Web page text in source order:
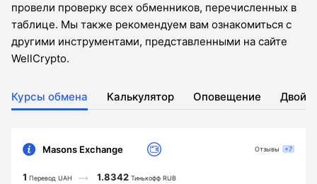
провели проверку всех обменников, перечисленных в
таблице. Мы также рекомендуем вам ознакомиться с
другими инструментами, представленными на сайте
WellCrypto.
Курсы обмена Калькулятор Оповещение
Masons Exchange
1 Перевод UAH 1.8342 Тинькофф RUB
Отзывы +7